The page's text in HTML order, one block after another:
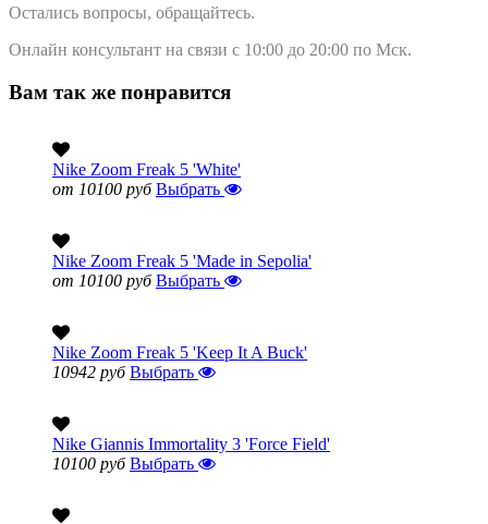
Остались вопросы, обращайтесь.
Онлайн консультант на связи с 10:00 до 20:00 по Мск.
Вам так же понравится
Nike Zoom Freak 5 'White'
от 10100 руб Выбрать
Nike Zoom Freak 5 'Made in Sepolia'
от 10100 руб Выбрать
Nike Zoom Freak 5 'Keep It A Buck'
10942 руб Выбрать
Nike Giannis Immortality 3 'Force Field'
10100 руб Выбрать